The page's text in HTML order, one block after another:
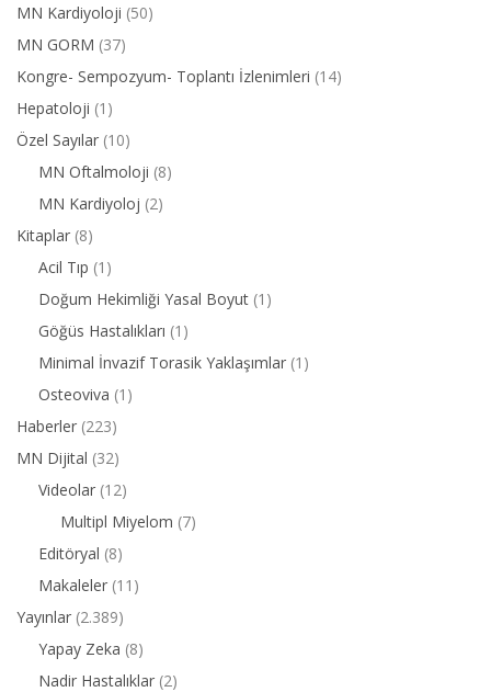
MN Kardiyoloji (50)
MN GORM (37)
Kongre- Sempozyum- Toplantı İzlenimleri (14)
Hepatoloji (1)
Özel Sayılar (10)
MN Oftalmoloji (8)
MN Kardiyoloj (2)
Kitaplar (8)
Acil Tıp (1)
Doğum Hekimliği Yasal Boyut (1)
Göğüs Hastalıkları (1)
Minimal İnvazif Torasik Yaklaşımlar (1)
Osteoviva (1)
Haberler (223)
MN Dijital (32)
Videolar (12)
Multipl Miyelom (7)
Editöryal (8)
Makaleler (11)
Yayınlar (2.389)
Yapay Zeka (8)
Nadir Hastalıklar (2)